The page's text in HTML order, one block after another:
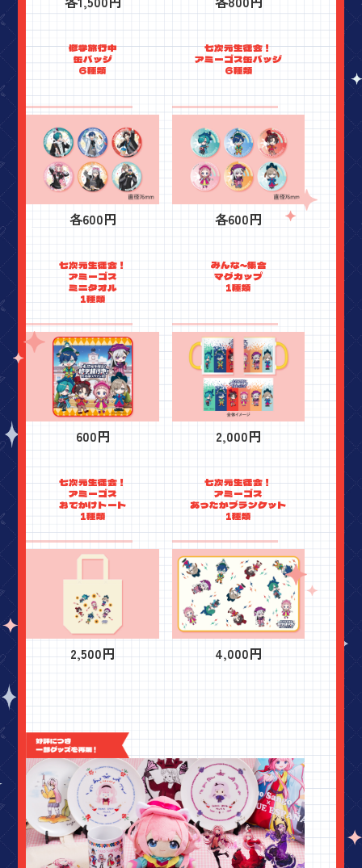
修学旅行中
缶バッジ
6種類
各600円
七次元生徒会！
アミーゴス缶バッジ
6種類
各600円
七次元生徒会！
アミーゴス
ミニタオル
1種類
600円
みんな～集合
マグカップ
1種類
2,000円
七次元生徒会！
アミーゴス
おでかけトート
1種類
2,500円
七次元生徒会！
アミーゴス
あったかブランケット
1種類
4,000円